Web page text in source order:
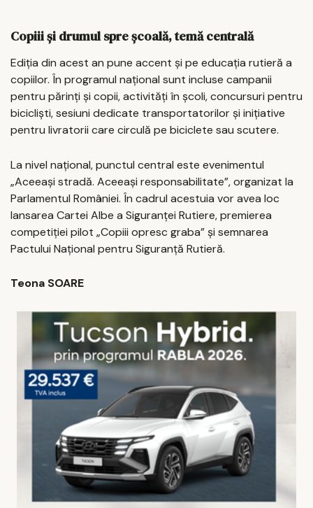
Copiii și drumul spre școală, temă centrală
Ediția din acest an pune accent și pe educația rutieră a
copiilor. În programul național sunt incluse campanii
pentru părinți și copii, activități în școli, concursuri pentru
bicicliști, sesiuni dedicate transportatorilor și inițiative
pentru livratorii care circulă pe biciclete sau scutere.
La nivel național, punctul central este evenimentul
„Aceeași stradă. Aceeași responsabilitate”, organizat la
Parlamentul României. În cadrul acestuia vor avea loc
lansarea Cartei Albe a Siguranței Rutiere, premierea
competiției pilot „Copiii opresc graba” și semnarea
Pactului Național pentru Siguranță Rutieră.
Teona SOARE